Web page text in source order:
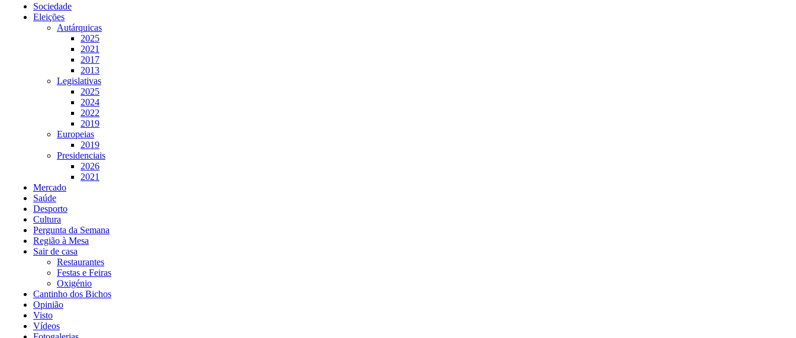
Sociedade
Eleições
Autárquicas
2025
2021
2017
2013
Legislativas
2025
2024
2022
2019
Europeias
2019
Presidenciais
2026
2021
Mercado
Saúde
Desporto
Cultura
Pergunta da Semana
Região à Mesa
Sair de casa
Restaurantes
Festas e Feiras
Oxigénio
Cantinho dos Bichos
Opinião
Visto
Vídeos